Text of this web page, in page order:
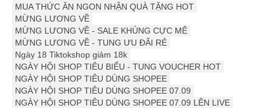
MUA THỨC ĂN NGON NHẬN QUÀ TẶNG HOT
MỪNG LƯƠNG VỀ
MỪNG LƯƠNG VỀ - SALE KHỦNG CỰC MÊ
MỪNG LƯƠNG VỀ - TUNG ƯU ĐÃI RẺ
Ngày 18 Tiktokshop giảm 18k
NGÀY HỘI SHOP TIÊU BIỂU - TUNG VOUCHER HOT
NGÀY HỘI SHOP TIÊU DÙNG SHOPEE
NGÀY HỘI SHOP TIÊU DÙNG SHOPEE 07.09
NGÀY HỘI SHOP TIÊU DÙNG SHOPEE 07.09 LÊN LIVE